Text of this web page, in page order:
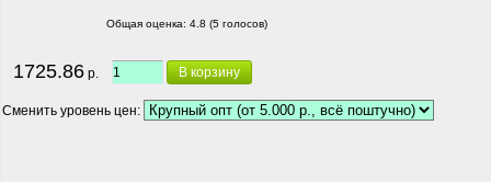
Общая оценка: 4.8 (5 голосов)
1725.86 р. В корзину
Сменить уровень цен: